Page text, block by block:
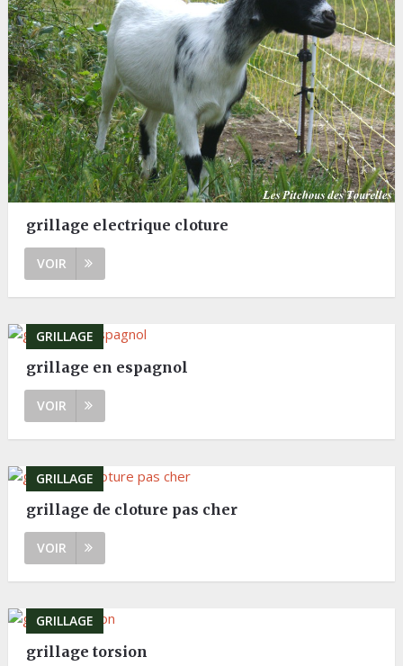
grillage electrique cloture
VOIR
GRILLAGE
grillage en espagnol
VOIR
GRILLAGE
grillage de cloture pas cher
VOIR
GRILLAGE
grillage torsion